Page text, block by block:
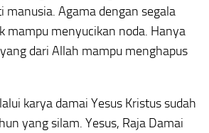
manusia. Agama dengan segala
mampu menyucikan noda. Hanya
dari Allah mampu menghapus
karya damai Yesus Kristus sudah
yang silam. Yesus, Raja Damai